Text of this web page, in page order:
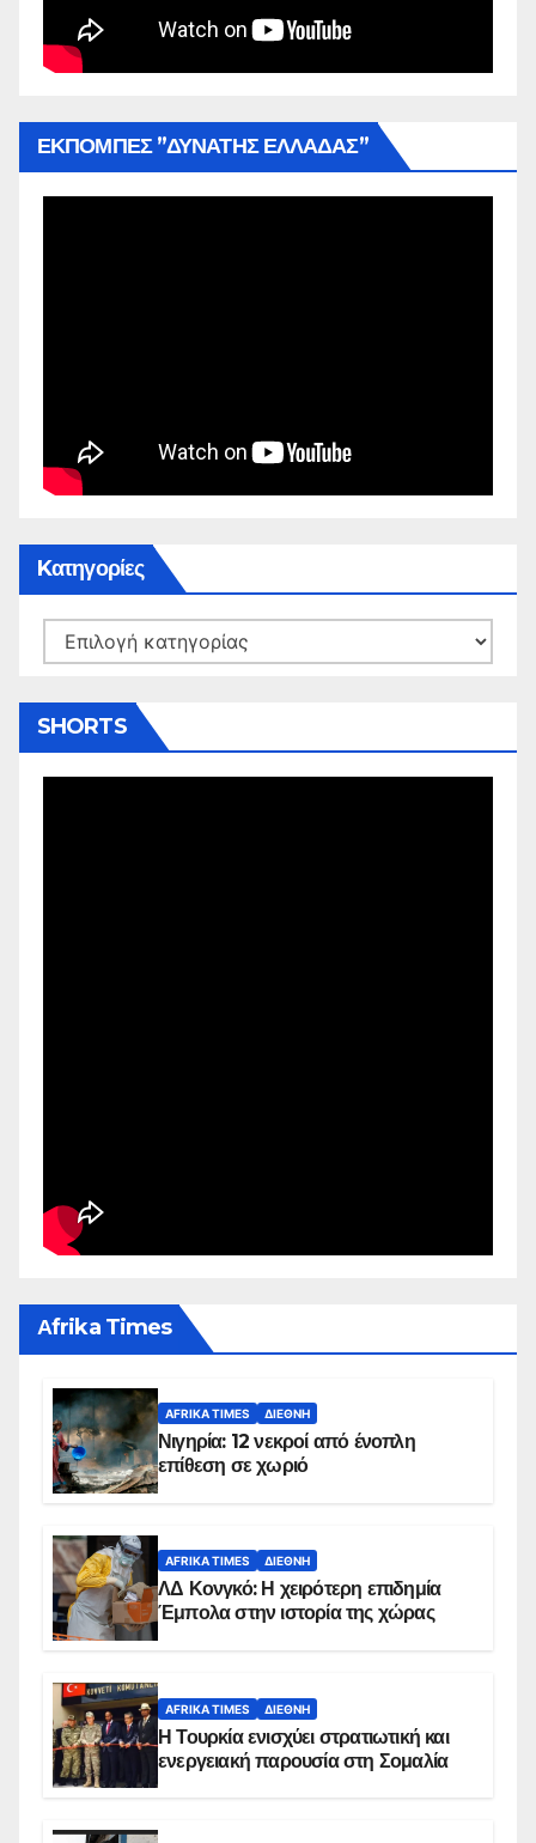
ΕΚΠΟΜΠΕΣ ”ΔΥΝΑΤΗΣ ΕΛΛΑΔΑΣ”
Kατηγορίες
Kατηγορίες
SHORTS
Αfrika Times
AFRIKA TIMES ΔΙΕΘΝΉ
Νιγηρία: 12 νεκροί από ένοπλη
επίθεση σε χωριό
AFRIKA TIMES ΔΙΕΘΝΉ
ΛΔ Κονγκό: Η χειρότερη επιδημία
Έμπολα στην ιστορία της χώρας
AFRIKA TIMES ΔΙΕΘΝΉ
Η Τουρκία ενισχύει στρατιωτική και
ενεργειακή παρουσία στη Σομαλία